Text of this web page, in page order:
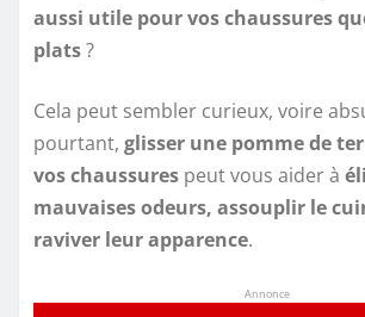
aussi utile pour vos chaussures
plats?
Cela peut sembler curieux, voire
pourtant, glisser une pomme de
vos chaussures peut vous aider à
mauvaises odeurs, assouplir le
raviver leur apparence.
Annonce